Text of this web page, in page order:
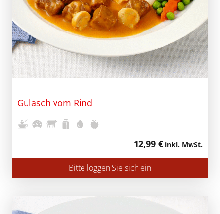
Gulasch vom Rind
12,99 € inkl. MwSt.
Bitte loggen Sie sich ein